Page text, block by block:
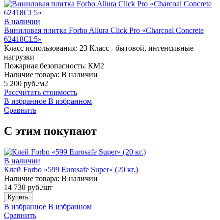
В наличии
Виниловая плитка Forbo Allura Click Pro «Charcoal Concrete
62418CL5»
Класс использования: 23 Класс - бытовой, интенсивные
нагрузки
Пожарная безопасность: КМ2
Наличие товара: В наличии
5 200 руб./м2
Рассчитать стоимость
В избранное В избранном
Сравнить
С этим покупают
В наличии
Клей Forbo «599 Eurosafe Super» (20 кг.)
Наличие товара: В наличии
14 730 руб./шт
Купить
В избранное В избранном
Сравнить